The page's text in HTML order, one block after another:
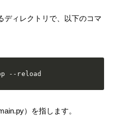
ディレクトリで、以下のコマ
--reload
）を指します。